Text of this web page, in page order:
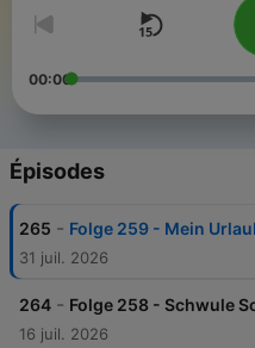
00:00
Épisodes
265 - Folge 259 - Mein
31 juil. 2026
264 - Folge 258 - Schwule
16 juil. 2026